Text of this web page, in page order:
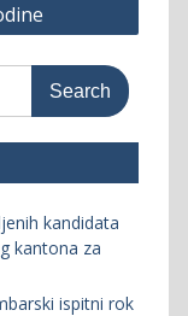
kandidata
kantona za
ispitni rok